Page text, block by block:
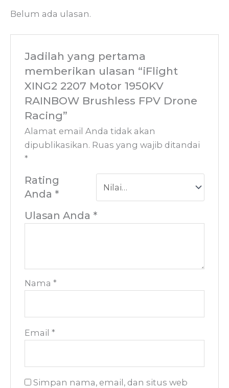
Belum ada ulasan.
Jadilah yang pertama
memberikan ulasan “iFlight
XING2 2207 Motor 1950KV
RAINBOW Brushless FPV Drone
Racing”
Alamat email Anda tidak akan
dipublikasikan. Ruas yang wajib ditandai
*
Rating
Anda *
Ulasan Anda *
Nama*
Email*
Simpan nama, email, dan situs web